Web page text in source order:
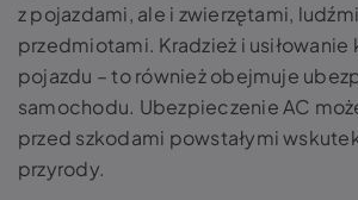
z pojazdami, ale i zwierzętami,
przedmiotami. Kradzież i usiłowanie
pojazdu – to również obejmuje
samochodu. Ubezpieczenie AC
przed szkodami powstałymi wskutek
przyrody.